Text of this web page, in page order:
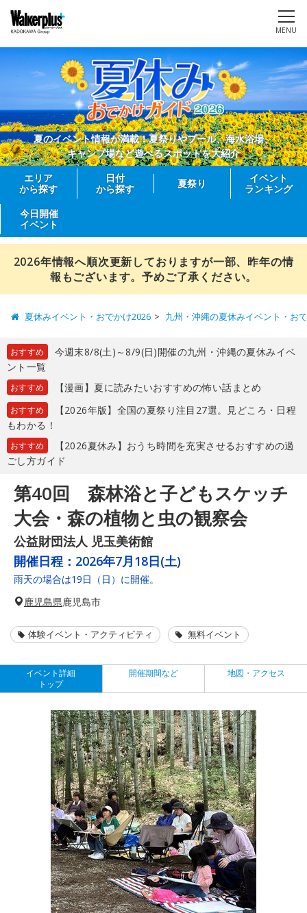
MENU
夏のイベント情報が満載！夏祭りやプール、海水浴場、
キャンプ場など遊べるスポットを大紹介
エリア
から探す
日付
から探す
夏祭り
イベント
ランキング
今日開催
イベント
2026年情報へ順次更新しておりますが一部、昨年の情
報もございます。予めご了承ください。
夏休みイベント・おでかけ2026 九州・沖縄の夏休みイベント・お
おすすめ
今週末8/8(土)～8/9(日)開催の九州・沖縄の夏休みイベ
ント一覧
おすすめ 【漫画】夏に読みたいおすすめの怖い話まとめ
おすすめ
【2026年版】全国の夏祭り注目27選。見どころ・日程
もわかる！
おすすめ
【2026夏休み】おうち時間を充実させるおすすめの過
ごし方ガイド
第40回 森林浴と子どもスケッチ
大会・森の植物と虫の観察会
公益財団法人 児玉美術館
開催日程： 2026年7月18日(土)
雨天の場合は19日（日）に開催。
鹿児島県鹿児島市
体験イベント・アクティビティ 無料イベント
イベント詳細
トップ
開催期間など 地図・アクセス